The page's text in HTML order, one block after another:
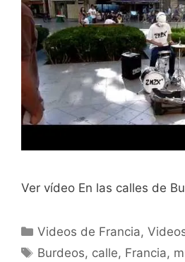
Ver vídeo En las calles de
Categorías
Videos de Francia,
Etiquetas
Burdeos, calle, Francia,